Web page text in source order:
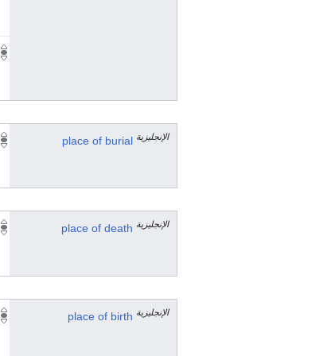
place of burial الإنجليزية
place of death الإنجليزية
place of birth الإنجليزية